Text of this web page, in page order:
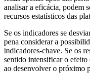
analisar a eficácia, podem
recursos estatísticos das
Se os indicadores se
pena considerar a
indicadores-chave. Se os
sentido intensificar o efeito
ao desenvolver o próximo